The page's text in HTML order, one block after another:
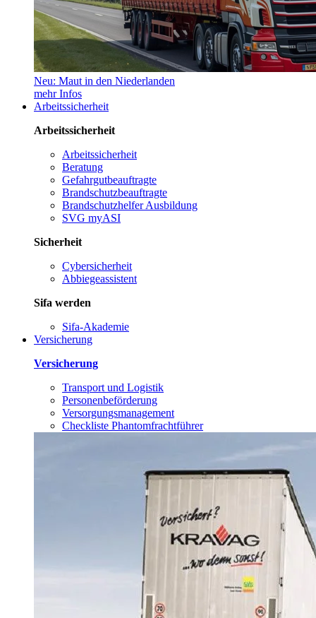
Neu: Maut in den Niederlanden
mehr Infos
Arbeitssicherheit
Arbeitssicherheit
Arbeitssicherheit
Beratung
Gefahrgutbeauftragte
Brandschutzbeauftragte
Brandschutzhelfer Ausbildung
SVG myASI
Sicherheit
Cybersicherheit
Abbiegeassistent
Sifa werden
Sifa-Akademie
Versicherung
Versicherung
Transport und Logistik
Personenbeförderung
Versorgungsmanagement
Checkliste Phantomfrachtführer